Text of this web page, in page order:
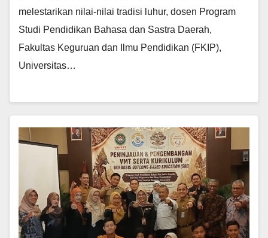
melestarikan nilai-nilai tradisi luhur, dosen Program
Studi Pendidikan Bahasa dan Sastra Daerah,
Fakultas Keguruan dan Ilmu Pendidikan (FKIP),
Universitas…